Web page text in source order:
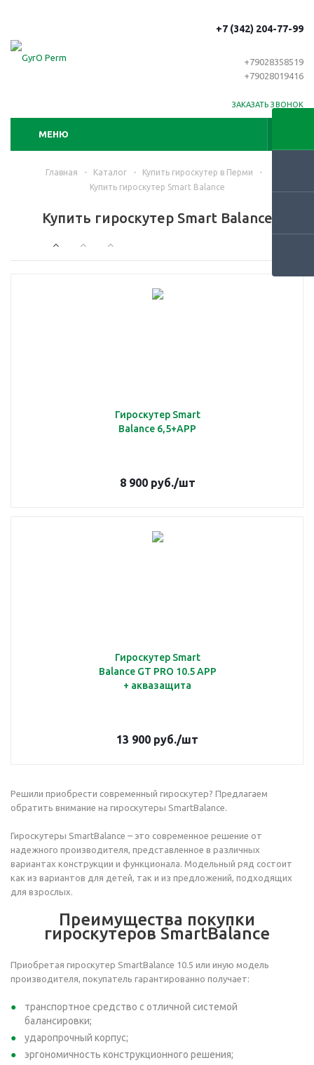
+7 (342) 204-77-99
+79028358519
+79028019416
ЗАКАЗАТЬ ЗВОНОК
МЕНЮ
Главная - Каталог - Купить гироскутер в Перми
-
Купить гироскутер Smart Balance
Купить гироскутер Smart Balance
Гироскутер Smart
Balance 6,5+APP
8 900руб./шт
Гироскутер Smart
Balance GT PRO 10.5 APP
+ аквазащита
13 900 руб./шт
Решили приобрести современный гироскутер? Предлагаем
обратить внимание на гироскутеры SmartBalance.
Гироскутеры SmartBalance – это современное решение от
надежного производителя, представленное в различных
вариантах конструкции и функционала. Модельный ряд состоит
как из вариантов для детей, так и из предложений, подходящих
для взрослых.
Преимущества покупки
гироскутеров SmartBalance
Приобретая гироскутер SmartBalance 10.5 или иную модель
производителя, покупатель гарантированно получает:
транспортное средство с отличной системой
балансировки;
ударопрочный корпус;
эргономичность конструкционного решения;